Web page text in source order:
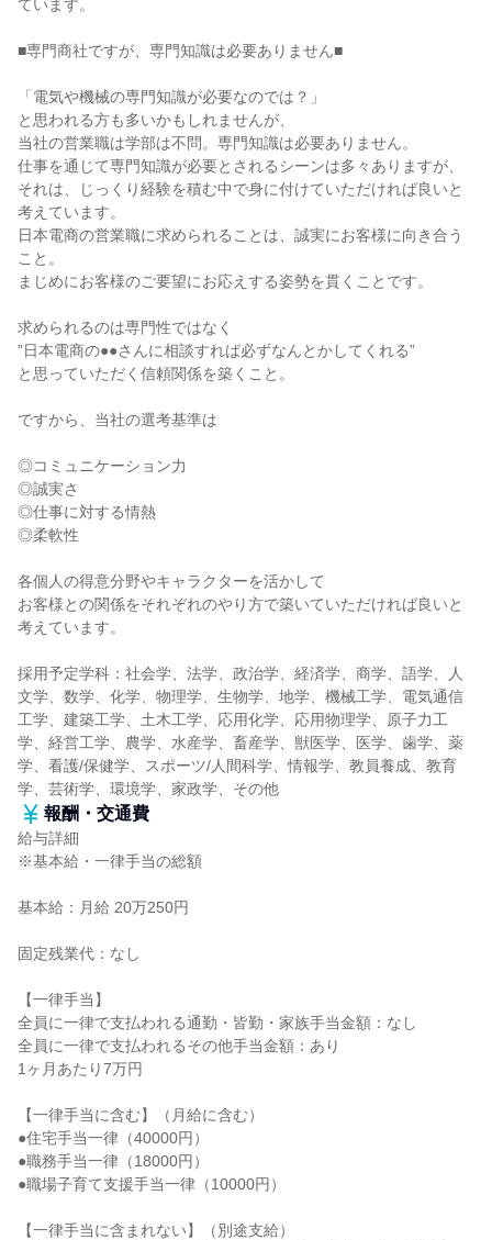
ています。
■専門商社ですが、専門知識は必要ありません■
「電気や機械の専門知識が必要なのでは？」
と思われる方も多いかもしれませんが、
当社の営業職は学部は不問。専門知識は必要ありません。
仕事を通じて専門知識が必要とされるシーンは多々ありますが、
それは、じっくり経験を積む中で身に付けていただければ良いと
考えています。
日本電商の営業職に求められることは、誠実にお客様に向き合う
こと。
まじめにお客様のご要望にお応えする姿勢を貫くことです。
求められるのは専門性ではなく
”日本電商の●●さんに相談すれば必ずなんとかしてくれる”
と思っていただく信頼関係を築くこと。
ですから、当社の選考基準は
◎コミュニケーション力
◎誠実さ
◎仕事に対する情熱
◎柔軟性
各個人の得意分野やキャラクターを活かして
お客様との関係をそれぞれのやり方で築いていただければ良いと
考えています。
採用予定学科：社会学、法学、政治学、経済学、商学、語学、人
文学、数学、化学、物理学、生物学、地学、機械工学、電気通信
工学、建築工学、土木工学、応用化学、応用物理学、原子力工
学、経営工学、農学、水産学、畜産学、獣医学、医学、歯学、薬
学、看護/保健学、スポーツ/人間科学、情報学、教員養成、教育
学、芸術学、環境学、家政学、その他
報酬・交通費
給与詳細
※基本給・一律手当の総額
基本給：月給 20万250円
固定残業代：なし
【一律手当】
全員に一律で支払われる通勤・皆勤・家族手当金額：なし
全員に一律で支払われるその他手当金額：あり
1ヶ月あたり7万円
【一律手当に含む】（月給に含む）
●住宅手当一律（40000円）
●職務手当一律（18000円）
●職場子育て支援手当一律（10000円）
【一律手当に含まれない】（別途支給）